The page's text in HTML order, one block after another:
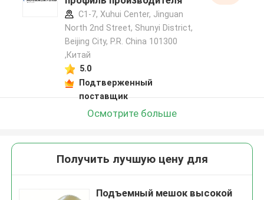
C1-7, Xuhui Center, Jinguan
North 2nd Street, Shunyi District,
Beijing City, P.R. China 101300
,Китай
5.0
Подтверженный
поставщик
Осмотрите больше
Получить лучшую цену для
Подъемный мешок высокой